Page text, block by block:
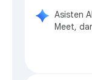
Asisten
Meet,